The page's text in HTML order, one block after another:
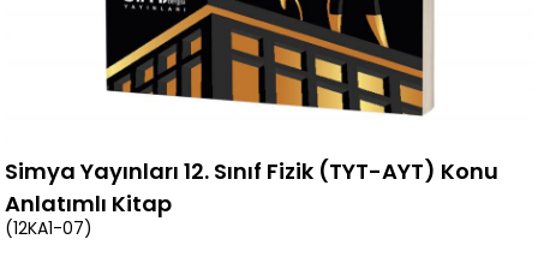
Simya Yayınları 12. Sınıf Fizik (TYT-AYT) Konu
Anlatımlı Kitap
(12KA1-07)